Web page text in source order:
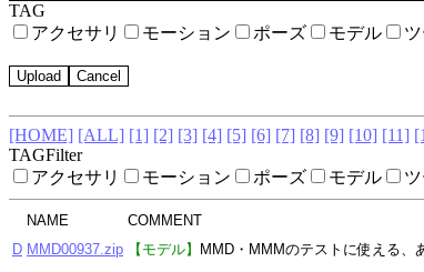
TAG
アクセサリ
モーション ポーズ モデル
[HOME] [ALL] [1] [2] [3] [4] [5] [6] [7] [8] [9] [10] [11]
TAGFilter
アクセサリ
モーション ポーズ モデル
NAME COMMENT
D MMD00937.zip 【モデル】 MMD・MMMのテストに使える、